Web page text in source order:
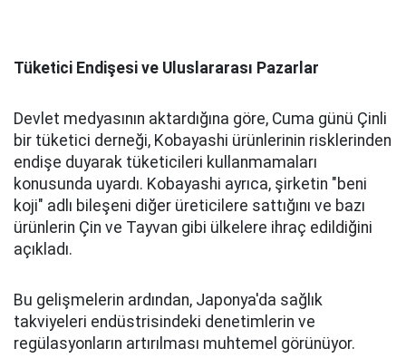
Tüketici Endişesi ve Uluslararası Pazarlar
Devlet medyasının aktardığına göre, Cuma günü Çinli
bir tüketici derneği, Kobayashi ürünlerinin risklerinden
endişe duyarak tüketicileri kullanmamaları
konusunda uyardı. Kobayashi ayrıca, şirketin "beni
koji" adlı bileşeni diğer üreticilere sattığını ve bazı
ürünlerin Çin ve Tayvan gibi ülkelere ihraç edildiğini
açıkladı.
Bu gelişmelerin ardından, Japonya'da sağlık
takviyeleri endüstrisindeki denetimlerin ve
regülasyonların artırılması muhtemel görünüyor.